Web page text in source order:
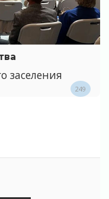
заселения
249